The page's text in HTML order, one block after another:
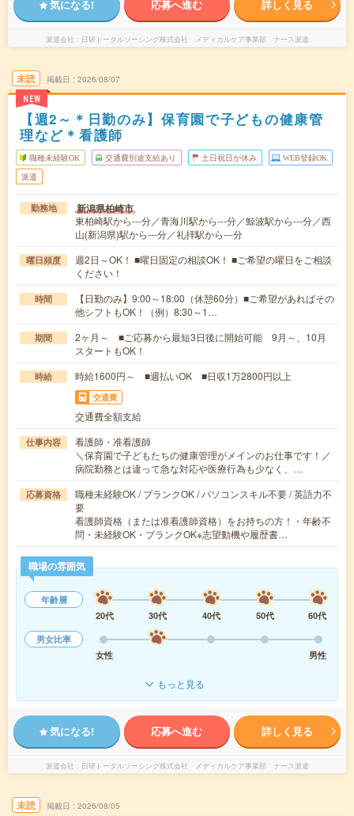
気になる! 応募へ進む 詳しく見る
派遣会社 日研トータルソーシング株式会社 メディカルケア事業部 ナース派遣
未読
NEW
掲載日 2026/08/07
【週2～＊日勤のみ】保育園で子どもの健康管
理など＊看護師
職種未経験OK 交通費別途支給あり 土日祝日が休み WEB登録OK
派遣
勤務地 新潟県柏崎市
東柏崎駅から---分／青海川駅から---分／鯨波駅から---分／西
山(新潟県)駅から---分／礼拝駅から---分
曜日頻度
週2日～OK！ ■曜日固定の相談OK！ ■ご希望の曜日をご相談
ください！
時間
【日勤のみ】9:00～18:00（休憩60分）■ご希望があればその
他シフトもOK！（例）8:30～1…
期間
2ヶ月～ ■ご応募から最短3日後に開始可能 9月～、10月
スタートもOK！
時給 時給1600円～ ■週払いOK ■日収1万2800円以上
交通費
交通費全額支給
仕事内容
看護師・准看護師
＼保育園で子どもたちの健康管理がメインのお仕事です！／
病院勤務とは違って急な対応や医療行為も少なく、…
応募資格
職種未経験OK / ブランクOK / パソコンスキル不要 / 英語力不
要
看護師資格（または准看護師資格）をお持ちの方！・年齢不
問・未経験OK・ブランクOK※志望動機や履歴書…
職場の雰囲気
年齢層
20代
30代 40代 50代
60代
男女比率
女性
男性
もっと見る
気になる! 応募へ進む 詳しく見る
派遣会社 日研トータルソーシング株式会社 メディカルケア事業部 ナース派遣
未読 掲載日 2026/08/05